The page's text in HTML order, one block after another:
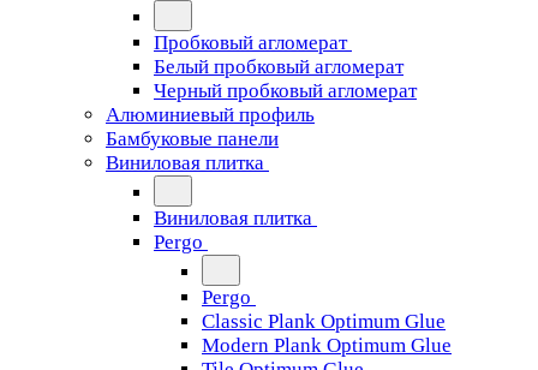
Пробковый агломерат
Белый пробковый агломерат
Черный пробковый агломерат
Алюминиевый профиль
Бамбуковые панели
Виниловая плитка
Виниловая плитка
Pergo
Pergo
Classic Plank Optimum Glue
Modern Plank Optimum Glue